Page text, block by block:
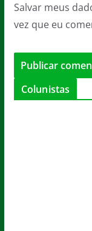
Salvar meus
vez que eu
Colunistas